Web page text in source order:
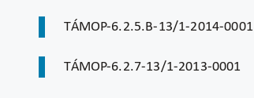
TÁMOP-6.2.5.B-13/1-2014-0001
TÁMOP-6.2.7-13/1-2013-0001